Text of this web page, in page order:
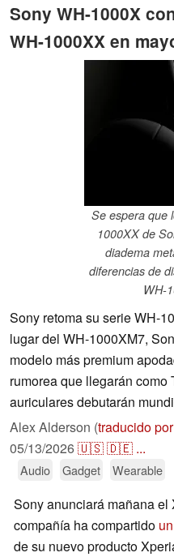
Sony WH-1000X
WH-1000XX en
Se espera que
1000XX de
diadema
diferencias de
WH-
Sony retoma su serie WH-
lugar del WH-1000XM7,
modelo más premium
rumorea que llegarán
auriculares debutarán
Alex Alderson (traducido por
05/13/2026🇺🇸🇩🇪 ...
Audio Gadget Wearable
Sony anunciará mañana el
compañía ha compartido
de su nuevo producto